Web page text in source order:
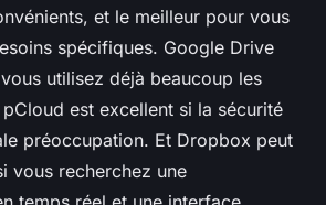
et le meilleur pour vous
spécifiques. Google Drive
utilisez déjà beaucoup les
est excellent si la sécurité
préoccupation. Et Dropbox peut
vous recherchez une